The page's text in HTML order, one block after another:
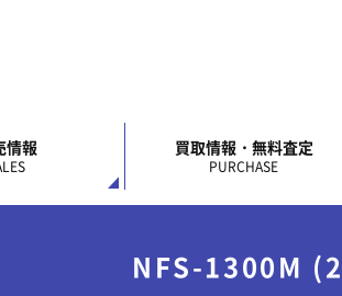
情報 買取情報・無料査定
PURCHASE
NFS-1300M